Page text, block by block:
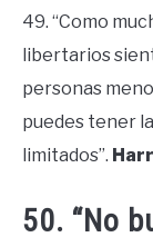
49. “Como
libertarios
personas
puedes tener
limitados”.
50. “No